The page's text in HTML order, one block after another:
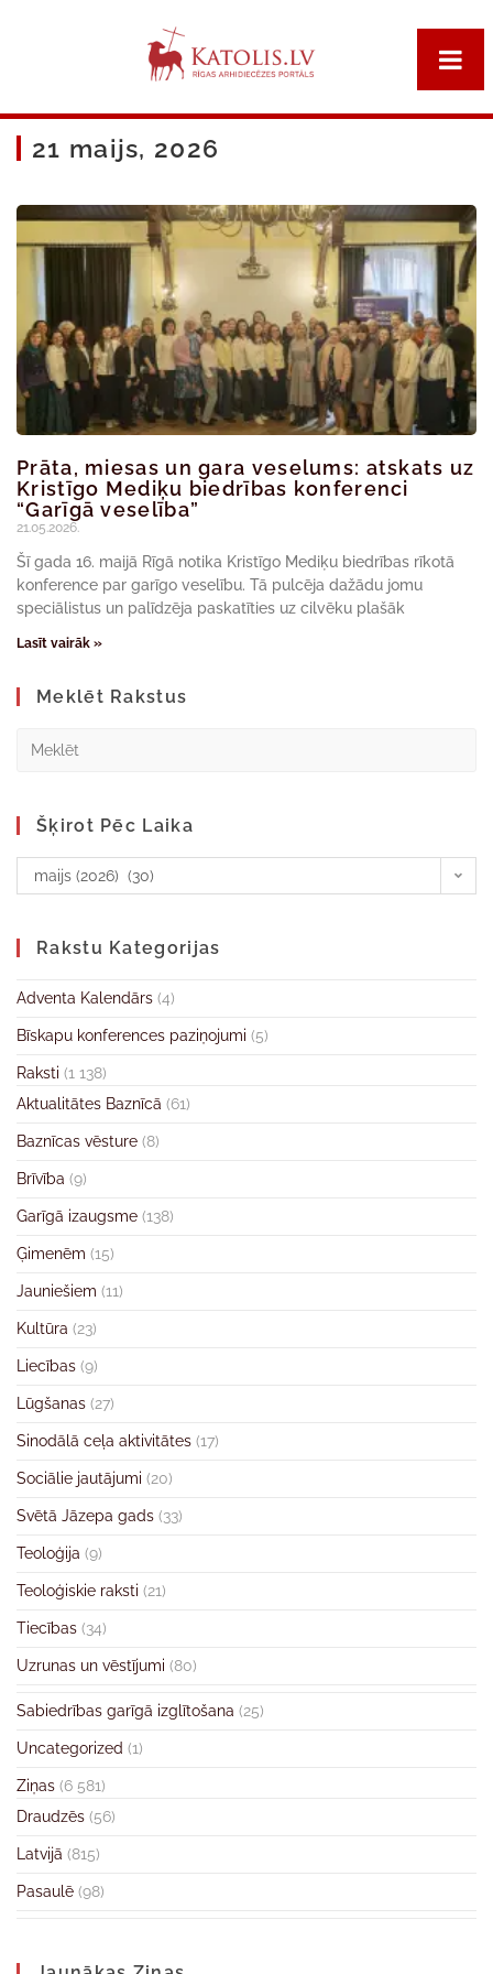
21 maijs, 2026
Prāta, miesas un gara veselums: atskats uz
Kristīgo Mediķu biedrības konferenci
“Garīgā veselība”
21.05.2026.
Šī gada 16. maijā Rīgā notika Kristīgo Mediķu biedrības rīkotā
konference par garīgo veselību. Tā pulcēja dažādu jomu
speciālistus un palīdzēja paskatīties uz cilvēku plašāk
Lasīt vairāk »
Meklēt Rakstus
Šķirot Pēc Laika
maijs (2026) (30)
Rakstu Kategorijas
Adventa Kalendārs (4)
Bīskapu konferences paziņojumi (5)
Raksti (1 138)
Aktualitātes Baznīcā (61)
Baznīcas vēsture (8)
Brīvība (9)
Garīgā izaugsme (138)
Ģimenēm (15)
Jauniešiem (11)
Kultūra (23)
Liecības (9)
Lūgšanas (27)
Sinodālā ceļa aktivitātes (17)
Sociālie jautājumi (20)
Svētā Jāzepa gads (33)
Teoloģija (9)
Teoloģiskie raksti (21)
Tiecības (34)
Uzrunas un vēstījumi (80)
Sabiedrības garīgā izglītošana (25)
Uncategorized (1)
Ziņas (6 581)
Draudzēs (56)
Latvijā (815)
Pasaulē (98)